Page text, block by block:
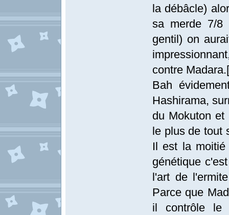
la débâcle)
sa merde 7/8
gentil) on
contre
Bah
Hashirama,
du Mokuton et
le plus de tout
Il est la
génétique
l'art de
Parce que
il contrôle le